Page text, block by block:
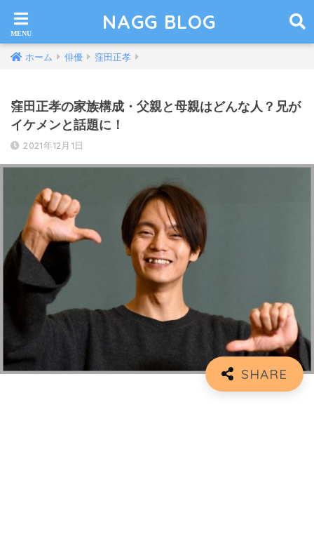
NAGG BLOG
ホーム 俳優 窪田正孝
窪田正孝の家族構成・父親と母親はどんな人？兄が
イケメンと話題に！
2021年12月1日